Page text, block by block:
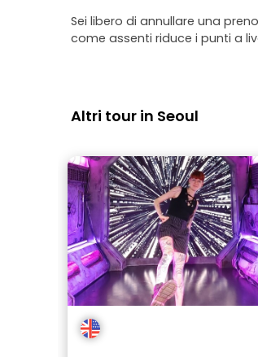
Sei libero di annullare una
come assenti riduce i punti a
Altri tour in Seoul